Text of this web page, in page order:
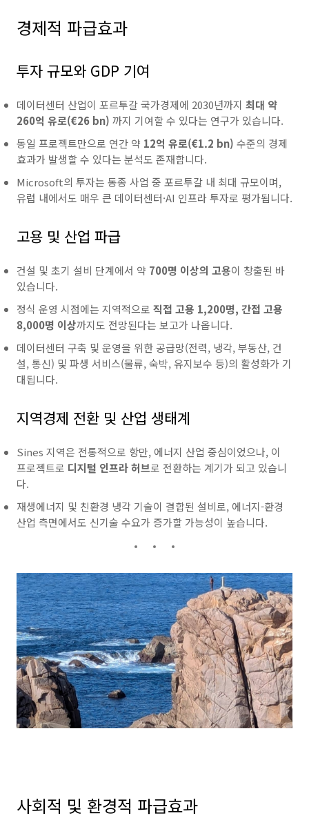
경제적 파급효과
투자 규모와 GDP 기여
데이터센터 산업이 포르투갈 국가경제에 2030년까지 최대 약
260억 유로(€26 bn) 까지 기여할 수 있다는 연구가 있습니다.
동일 프로젝트만으로 연간 약 12억 유로(€1.2 bn) 수준의 경제
효과가 발생할 수 있다는 분석도 존재합니다.
Microsoft의 투자는 동종 사업 중 포르투갈 내 최대 규모이며,
유럽 내에서도 매우 큰 데이터센터·AI 인프라 투자로 평가됩니다.
고용 및 산업 파급
건설 및 초기 설비 단계에서 약 700명 이상의 고용이 창출된 바
있습니다.
정식 운영 시점에는 지역적으로 직접 고용 1,200명, 간접 고용
8,000명 이상까지도 전망된다는 보고가 나옵니다.
데이터센터 구축 및 운영을 위한 공급망(전력, 냉각, 부동산, 건
설, 통신) 및 파생 서비스(물류, 숙박, 유지보수 등)의 활성화가 기
대됩니다.
지역경제 전환 및 산업 생태계
Sines 지역은 전통적으로 항만, 에너지 산업 중심이었으나, 이
프로젝트로 디지털 인프라 허브로 전환하는 계기가 되고 있습니
다.
재생에너지 및 친환경 냉각 기술이 결합된 설비로, 에너지-환경
산업 측면에서도 신기술 수요가 증가할 가능성이 높습니다.
사회적 및 환경적 파급효과